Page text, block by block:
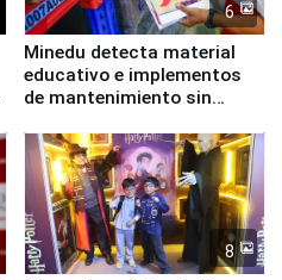
6
Minedu detecta material
educativo e implementos
de mantenimiento sin
la UGEL 2
8